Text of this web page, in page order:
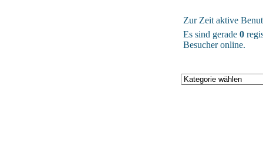
Zur Zeit aktive
Es sind gerade 0
Besucher online.